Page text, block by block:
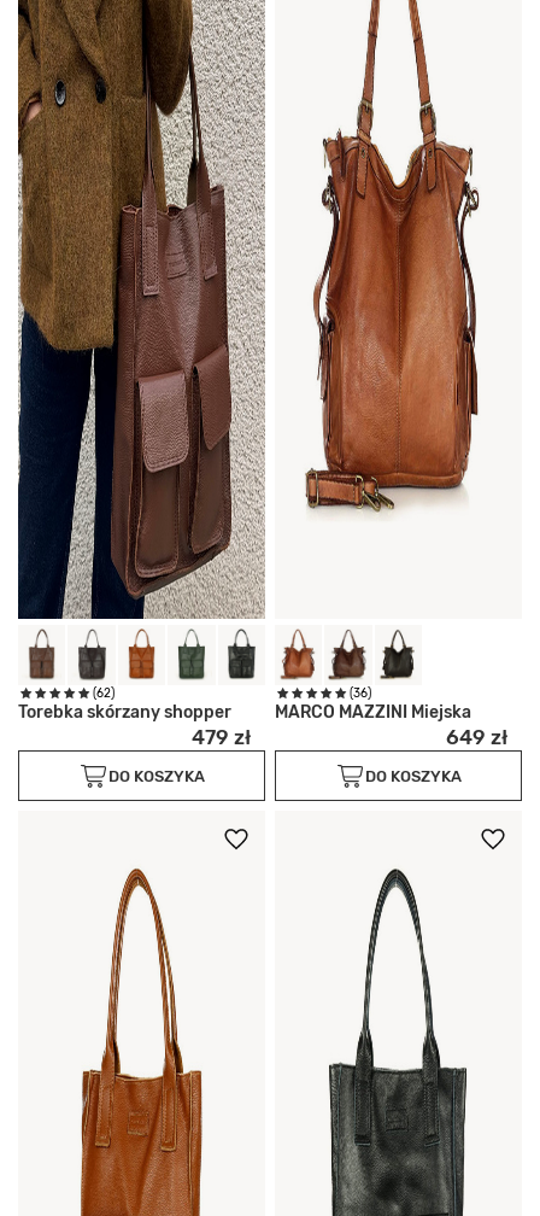
(62)
Torebka skórzany shopper
479 zł
DO KOSZYKA
(36)
MARCO MAZZINI Miejska
649 zł
DO KOSZYKA